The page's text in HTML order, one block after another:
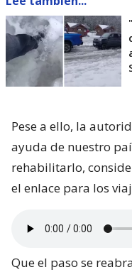
Pese a ello, la
ayuda de nuestro
rehabilitarlo,
el enlace para los
Que el paso se